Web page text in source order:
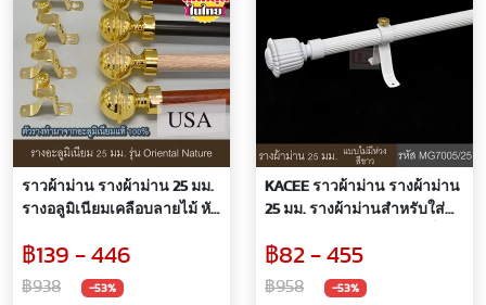
ราวผ้าม่าน รางผ้าม่าน 25 มม.
รางอลูมิเนียมเคลือบลายไม้ หัว
อลูมิเนียมแท้ 100%
฿139 - 446
฿938 -53%
KACEE ราวผ้าม่าน รางผ้าม่าน
25 มม. รางผ้าม่านสำหรับใส่
สีทอง
฿82 - 455
฿958 -53%